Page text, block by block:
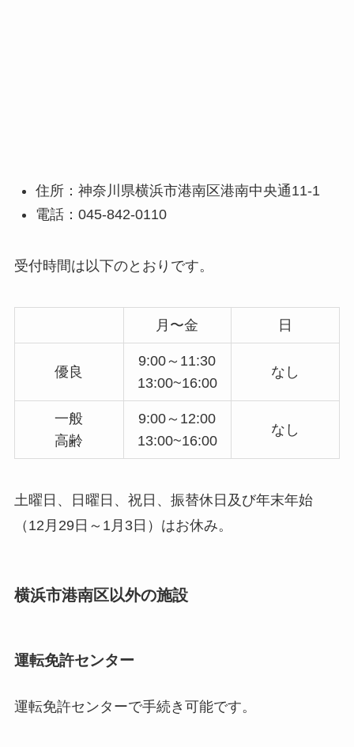
住所：神奈川県横浜市港南区港南中央通11-1
電話：045-842-0110
受付時間は以下のとおりです。
月〜金 日
優良
9:00～11:30
13:00~16:00
なし
一般
高齢
9:00～12:00
13:00~16:00
なし
土曜日、日曜日、祝日、振替休日及び年末年始
（12月29日～1月3日）はお休み。
横浜市港南区以外の施設
運転免許センター
運転免許センターで手続き可能です。